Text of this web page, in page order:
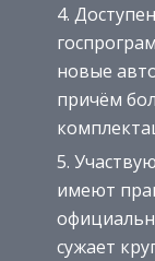
новые
причём
имеют
сужает